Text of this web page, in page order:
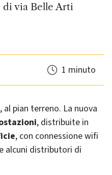
di via Belle Arti
1 minuto
, distribuite in
, con connessione wifi
alcuni distributori di